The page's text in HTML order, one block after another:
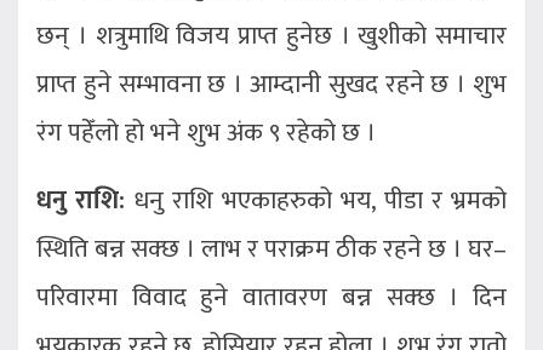
छन् । शत्रुमाथि विजय प्राप्त हुनेछ । खुशीको समाचार
प्राप्त हुने सम्भावना छ । आम्दानी सुखद रहने छ । शुभ
रंग पहेँलो हो भने शुभ अंक ९ रहेको छ ।
धनु राशि: धनु राशि भएकाहरुको भय, पीडा र भ्रमको
स्थिति बन्न सक्छ । लाभ र पराक्रम ठीक रहने छ । घर–
परिवारमा विवाद हुने वातावरण बन्न सक्छ । दिन